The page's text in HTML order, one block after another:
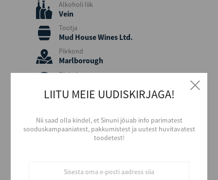
Alkoholi liik
Vein
Tootja
Mud House Wines Ltd.
Piirkond
Marlborough
Päritolumaa
Viinamari
Aastakäik
2025
Stiil
LIITU MEIE UUDISKIRJAGA!
Nii saad olla kindel, et Sinuni jõuab info parimatest
sooduskampaaniatest, pakkumistest ja uutest huvitavatest
toodetest!